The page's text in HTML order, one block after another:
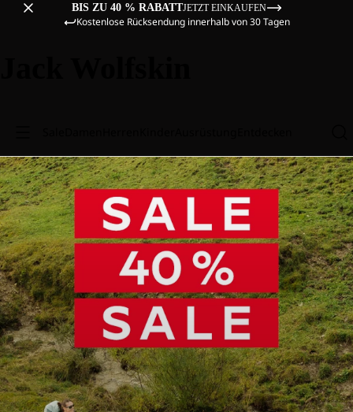
BIS ZU 40 % RABATTJETZT EINKAUFEN
Kostenlose Rücksendung innerhalb von 30 Tagen